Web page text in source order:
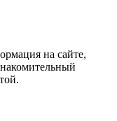
на сайте,